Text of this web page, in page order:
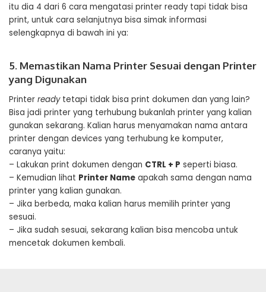
itu dia 4 dari 6 cara mengatasi printer ready tapi tidak bisa
print, untuk cara selanjutnya bisa simak informasi
selengkapnya di bawah ini ya:
5. Memastikan Nama Printer Sesuai dengan Printer
yang Digunakan
Printer readytetapi tidak bisa print dokumen dan yang lain?
Bisa jadi printer yang terhubung bukanlah printer yang kalian
gunakan sekarang. Kalian harus menyamakan nama antara
printer dengan devices yang terhubung ke komputer,
caranya yaitu:
– Lakukan print dokumen dengan CTRL + P seperti biasa.
– Kemudian lihat Printer Name apakah sama dengan nama
printer yang kalian gunakan.
– Jika berbeda, maka kalian harus memilih printer yang
sesuai.
– Jika sudah sesuai, sekarang kalian bisa mencoba untuk
mencetak dokumen kembali.